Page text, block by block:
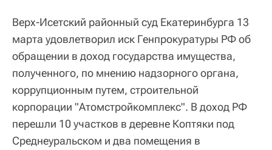
Верх-Исетский районный суд Екатеринбурга 13
марта удовлетворил иск Генпрокуратуры РФ об
обращении в доход государства имущества,
полученного, по мнению надзорного органа,
коррупционным путем, строительной
корпорации "Атомстройкомплекс". В доход РФ
перешли 10 участков в деревне Коптяки под
Среднеуральском и два помещения в